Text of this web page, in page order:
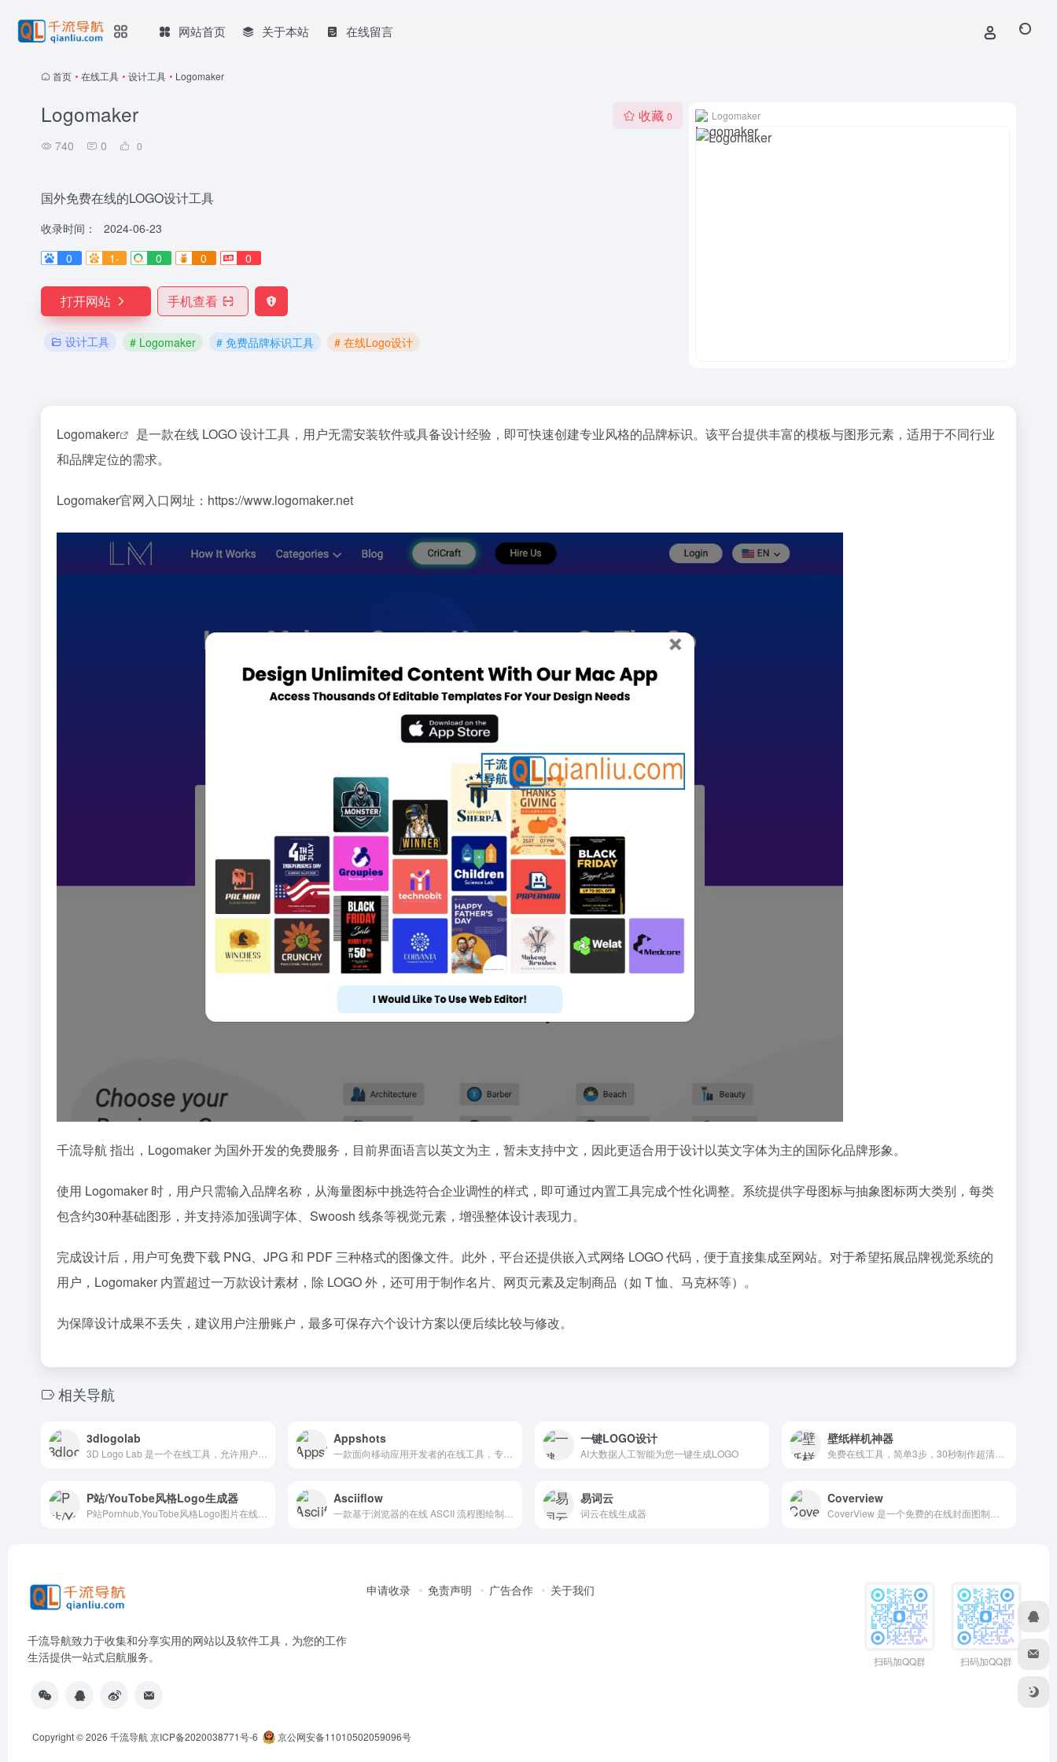
网站首页 关于本站 在线留言
首页 • 在线工具 • 设计工具 • Logomaker
Logomaker
740 0 0
收藏 0
国外免费在线的LOGO设计工具
收录时间：
2024-06-23
0
1- 0 0 0
打开网站 手机查看
设计工具 # Logomaker # 免费品牌标识工具 # 在线Logo设计
Logomaker
Logomaker
是一款在线 LOGO 设计工具，用户无需安装软件或具备设计经验，即可快速创建专业风格的品牌标识。该平台提供丰富的模板与图形元素，适用于不同行业
和品牌定位的需求。
Logomaker官网入口网址：https://www.logomaker.net
千流导航 指出，Logomaker 为国外开发的免费服务，目前界面语言以英文为主，暂未支持中文，因此更适合用于设计以英文字体为主的国际化品牌形象。
使用 Logomaker 时，用户只需输入品牌名称，从海量图标中挑选符合企业调性的样式，即可通过内置工具完成个性化调整。系统提供字母图标与抽象图标两大类别，每类
包含约30种基础图形，并支持添加强调字体、Swoosh 线条等视觉元素，增强整体设计表现力。
完成设计后，用户可免费下载 PNG、JPG 和 PDF 三种格式的图像文件。此外，平台还提供嵌入式网络 LOGO 代码，便于直接集成至网站。对于希望拓展品牌视觉系统的
用户，Logomaker 内置超过一万款设计素材，除 LOGO 外，还可用于制作名片、网页元素及定制商品（如 T 恤、马克杯等）。
为保障设计成果不丢失，建议用户注册账户，最多可保存六个设计方案以便后续比较与修改。
相关导航
3dlogolab Appshots 一键LOGO设计
AI大数据人工智能为您一键生成LOGO
壁纸样机神器
P站/YouTobe风格Logo生成器 Asciiflow 易词云
词云在线生成器
Coverview
千流导航致力于收集和分享实用的网站以及软件工具，为您的工作
生活提供一站式启航服务。
申请收录 免责声明 广告合作 关于我们
扫码加QQ群 扫码加QQ群
Copyright © 2026 千流导航京ICP备2020038771号-6 京公网安备11010502059096号